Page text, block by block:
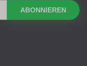
ABONNIEREN